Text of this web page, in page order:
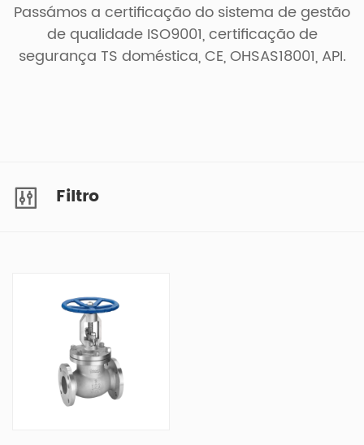
Passámos a certificação do sistema de gestão
de qualidade ISO9001, certificação de
segurança TS doméstica, CE, OHSAS18001, API.
Filtro